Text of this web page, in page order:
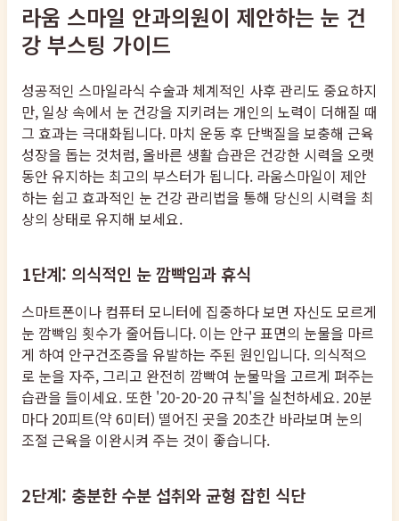
라움 스마일 안과의원이 제안하는 눈 건
강 부스팅 가이드
성공적인 스마일라식 수술과 체계적인 사후 관리도 중요하지
만, 일상 속에서 눈 건강을 지키려는 개인의 노력이 더해질 때
그 효과는 극대화됩니다. 마치 운동 후 단백질을 보충해 근육
성장을 돕는 것처럼, 올바른 생활 습관은 건강한 시력을 오랫
동안 유지하는 최고의 부스터가 됩니다. 라움스마일이 제안
하는 쉽고 효과적인 눈 건강 관리법을 통해 당신의 시력을 최
상의 상태로 유지해 보세요.
1단계: 의식적인 눈 깜빡임과 휴식
스마트폰이나 컴퓨터 모니터에 집중하다 보면 자신도 모르게
눈 깜빡임 횟수가 줄어듭니다. 이는 안구 표면의 눈물을 마르
게 하여 안구건조증을 유발하는 주된 원인입니다. 의식적으
로 눈을 자주, 그리고 완전히 깜빡여 눈물막을 고르게 펴주는
습관을 들이세요. 또한 '20-20-20 규칙'을 실천하세요. 20분
마다 20피트(약 6미터) 떨어진 곳을 20초간 바라보며 눈의
조절 근육을 이완시켜 주는 것이 좋습니다.
2단계: 충분한 수분 섭취와 균형 잡힌 식단